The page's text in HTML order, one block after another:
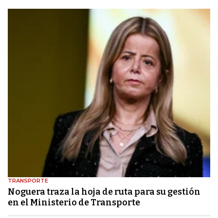
TRANSPORTE
Noguera traza la hoja de ruta para su gestión
en el Ministerio de Transporte